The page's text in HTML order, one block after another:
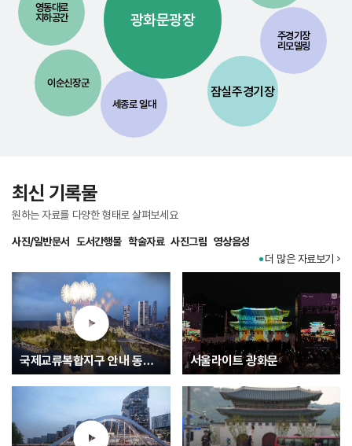
영동대로
지하공간
세종로 일대
주경기장
리모델링
이순신장군
광화문광장
잠실주경기장
최신 기록물
원하는 자료를 다양한 형태로 살펴보세요
더 많은 자료보기
사진/일반문서 도서간행물 학술자료 사진그림 영상음성
국제교류복합지구 안내 동영상 서울라이트 광화문